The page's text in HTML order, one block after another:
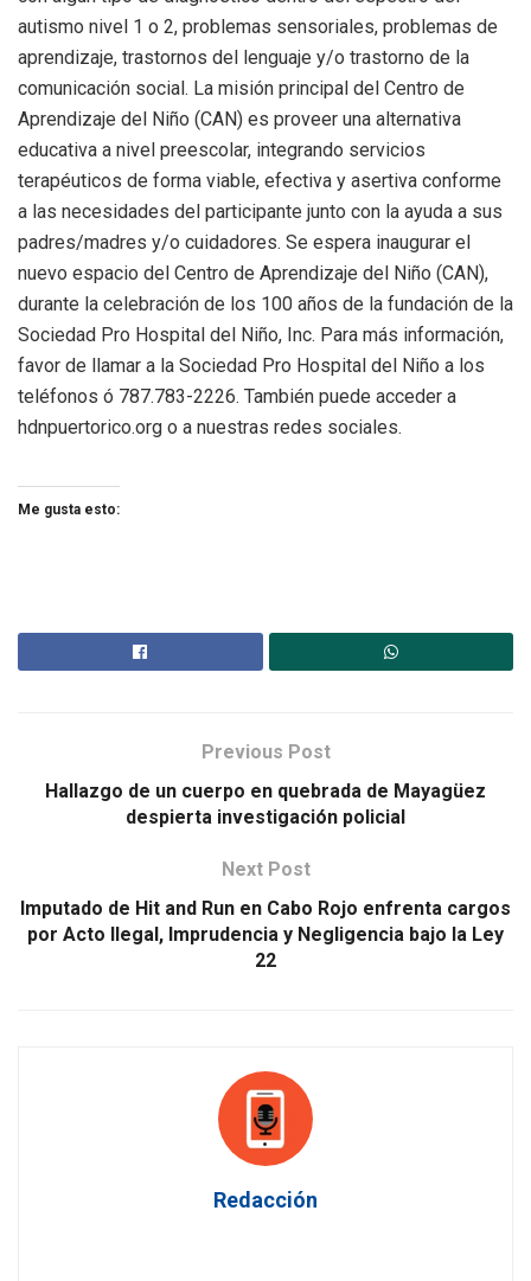
autismo nivel 1 o 2, problemas sensoriales, problemas de
aprendizaje, trastornos del lenguaje y/o trastorno de la
comunicación social. La misión principal del Centro de
Aprendizaje del Niño (CAN) es proveer una alternativa
educativa a nivel preescolar, integrando servicios
terapéuticos de forma viable, efectiva y asertiva conforme
a las necesidades del participante junto con la ayuda a sus
padres/madres y/o cuidadores. Se espera inaugurar el
nuevo espacio del Centro de Aprendizaje del Niño (CAN),
durante la celebración de los 100 años de la fundación de la
Sociedad Pro Hospital del Niño, Inc. Para más información,
favor de llamar a la Sociedad Pro Hospital del Niño a los
teléfonos ó 787.783-2226. También puede acceder a
hdnpuertorico.org o a nuestras redes sociales.
Me gusta esto:
Previous Post
Hallazgo de un cuerpo en quebrada de Mayagüez
despierta investigación policial
Next Post
Imputado de Hit and Run en Cabo Rojo enfrenta cargos
por Acto Ilegal, Imprudencia y Negligencia bajo la Ley
22
Redacción